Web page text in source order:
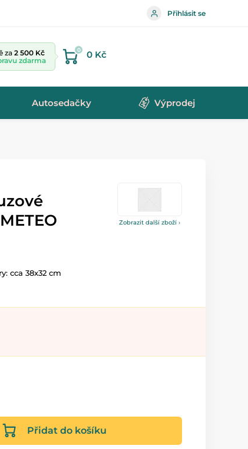
Přihlásit se
za 2 500 Kč
zdarma
0 0 Kč
Autosedačky Výprodej
Zobrazit další zboží ›
cca 38x32 cm
Přidat do košíku